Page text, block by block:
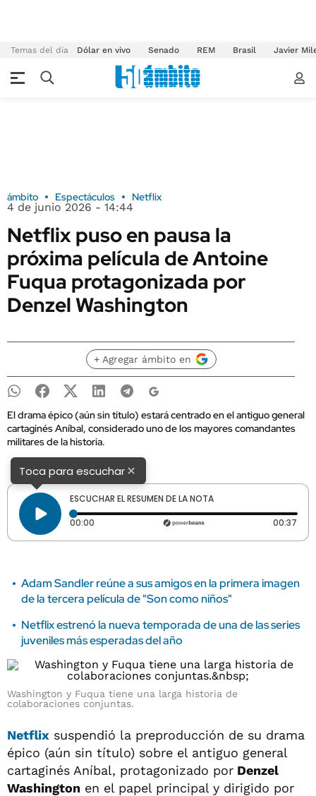
Temas del día Dólar en vivo Senado REM Brasil Javier
ámbito Espectáculos Netflix
4 de junio 2026 - 14:44
Netflix puso en pausa la
próxima película de Antoine
Fuqua protagonizada por
Denzel Washington
+ Agregar ámbito en
El drama épico (aún sin título) estará centrado en el antiguo general
cartaginés Aníbal, considerado uno de los mayores comandantes
militares de la historia.
Toca para escuchar×
ESCUCHAR EL RESUMEN DE LA NOTA
00:00 Tiempo transcurrido: 0 segundos 00:37
Adam Sandler reúne a sus amigos en la primera imagen
de la tercera película de "Son como niños"
Netflix estrenó la nueva temporada de una de las series
juveniles más esperadas del año
Washington y Fuqua tiene una larga historia de
colaboraciones conjuntas.
Netflix suspendió la preproducción de su drama
épico (aún sin título) sobre el antiguo general
cartaginés Aníbal, protagonizado por Denzel
Washington en el papel principal y dirigido por